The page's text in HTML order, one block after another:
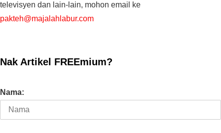
televisyen dan lain-lain, mohon email ke
pakteh@majalahlabur.com
Nak Artikel FREEmium?
Nama: